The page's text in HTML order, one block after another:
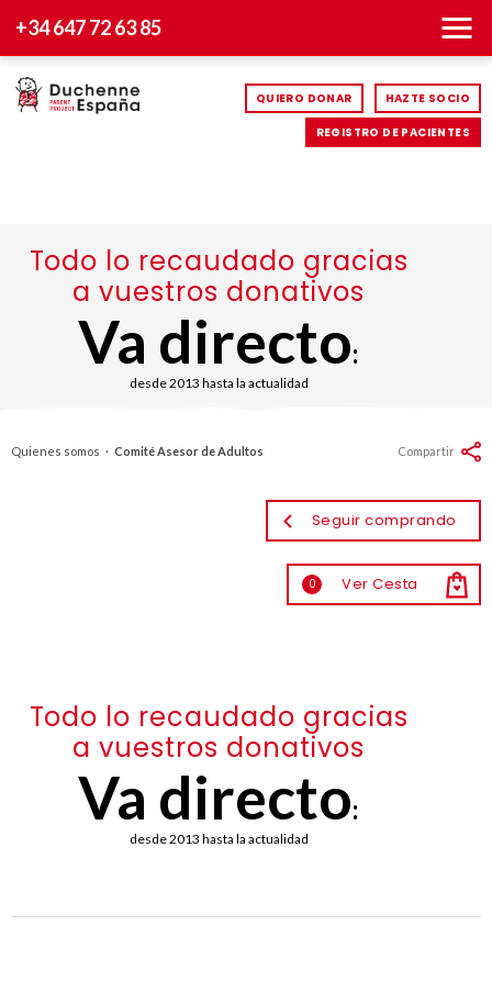
+34 647 72 63 85
QUIERO DONAR HAZTE SOCIO
REGISTRO DE PACIENTES
Todo lo recaudado gracias
a vuestros donativos
Va directo:
desde 2013 hasta la actualidad
Quienes somos · Comité Asesor de Adultos
Seguir comprando
0 Ver Cesta
Compartir
Todo lo recaudado gracias
a vuestros donativos
Va directo:
desde 2013 hasta la actualidad